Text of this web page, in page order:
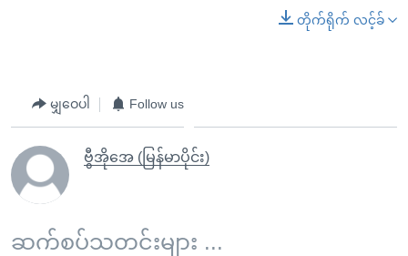
တိုက်ရိုက် လင့်ခ်
မျှဝေပါ Follow us
ဗွီအိုအေ (မြန်မာပိုင်း)
ဆက်စပ်သတင်းများ ...